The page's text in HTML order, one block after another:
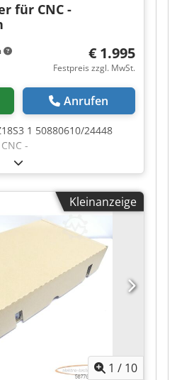
für CNC -
€ 1.995
Festpreis zzgl. MwSt.
Anrufen
1 50880610/24448
-
guter
funktionsfähig,
Dksdpfszr Tc Hsx Afror
Kleinanzeige
1 / 10